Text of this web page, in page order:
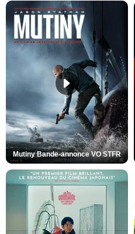
Mutiny Bande-annonce VO STFR